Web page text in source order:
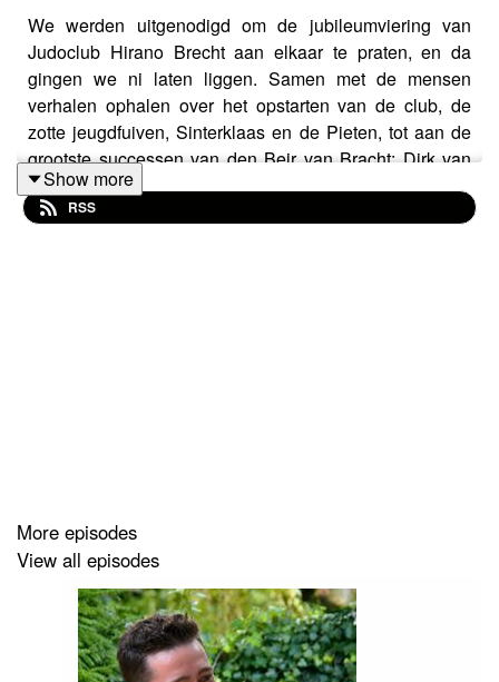
We werden uitgenodigd om de jubileumviering van
Judoclub Hirano Brecht aan elkaar te praten, en da
gingen we ni laten liggen. Samen met de mensen
verhalen ophalen over het opstarten van de club, de
zotte jeugdfuiven, Sinterklaas en de Pieten, tot aan de
grootste successen van den Beir van Bracht: Dirk van
Tichelt. Die moest dan uiteraard ook op't podium ne
keer professioneel gekapperd worden op zo nen
Show more
RSS
More episodes
View all episodes